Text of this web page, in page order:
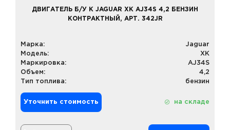
ДВИГАТЕЛЬ Б/У К JAGUAR XK AJ34S 4,2 БЕНЗИН
КОНТРАКТНЫЙ, АРТ. 342JR
Марка:
Jaguar
Модель:
XK
Маркировка:
AJ34S
Объем:
4,2
Тип топлива:
бензин
Уточнить стоимость на складе